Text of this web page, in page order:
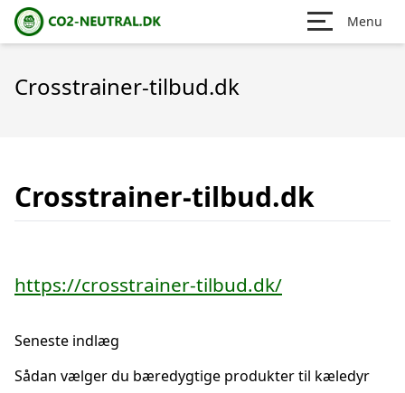
Menu
Crosstrainer-tilbud.dk
Crosstrainer-tilbud.dk
https://crosstrainer-tilbud.dk/
Seneste indlæg
Sådan vælger du bæredygtige produkter til kæledyr